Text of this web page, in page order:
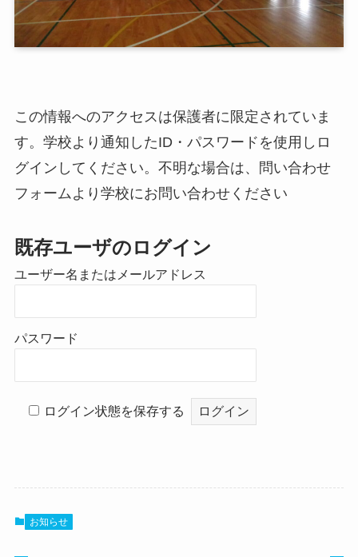
この情報へのアクセスは保護者に限定されていま
す。学校より通知したID・パスワードを使用しロ
グインしてください。不明な場合は、問い合わせ
フォームより学校にお問い合わせください
既存ユーザのログイン
ユーザー名またはメールアドレス
パスワード
ログイン状態を保存する
お知らせ